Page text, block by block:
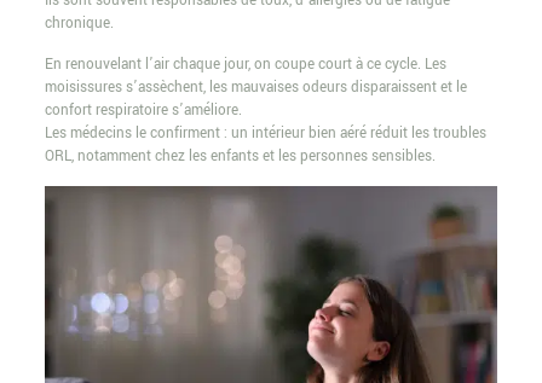
chronique.
En renouvelant l’air chaque jour, on coupe court à ce cycle. Les
moisissures s’assèchent, les mauvaises odeurs disparaissent et le
confort respiratoire s’améliore.
Les médecins le confirment : un intérieur bien aéré réduit les troubles
ORL, notamment chez les enfants et les personnes sensibles.